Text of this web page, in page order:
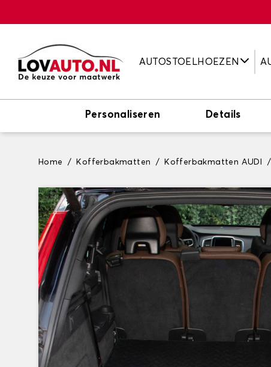
AUTOSTOELHOEZEN
Personaliseren Details
Home Kofferbakmatten Kofferbakmatten AUDI